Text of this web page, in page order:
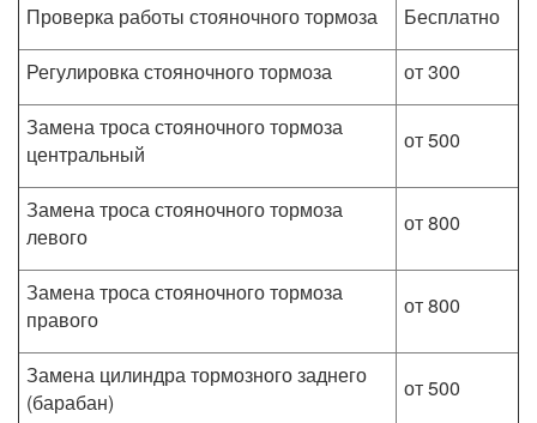
Проверка работы стояночного тормоза
Бесплатно
Регулировка стояночного тормоза
от 300
Замена троса стояночного тормоза
центральный
от 500
Замена троса стояночного тормоза
левого
от 800
Замена троса стояночного тормоза
правого
от 800
Замена цилиндра тормозного заднего
(барабан)
от 500